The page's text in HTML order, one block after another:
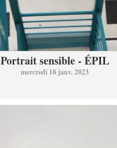
Portrait sensible - ÉPIL
mercredi 18 janv. 2023